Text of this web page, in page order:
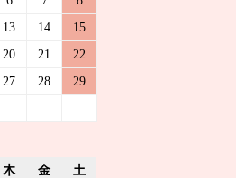
13 14
15
20 21
22
27 28
29
木 金
土